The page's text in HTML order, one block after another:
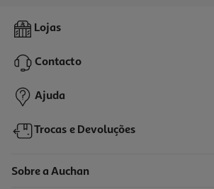
Laboratorio De Mecânica Clementoni Hot Road
12,99 €
Lojas
Contacto
Ajuda
Trocas e Devoluções
Sobre a Auchan